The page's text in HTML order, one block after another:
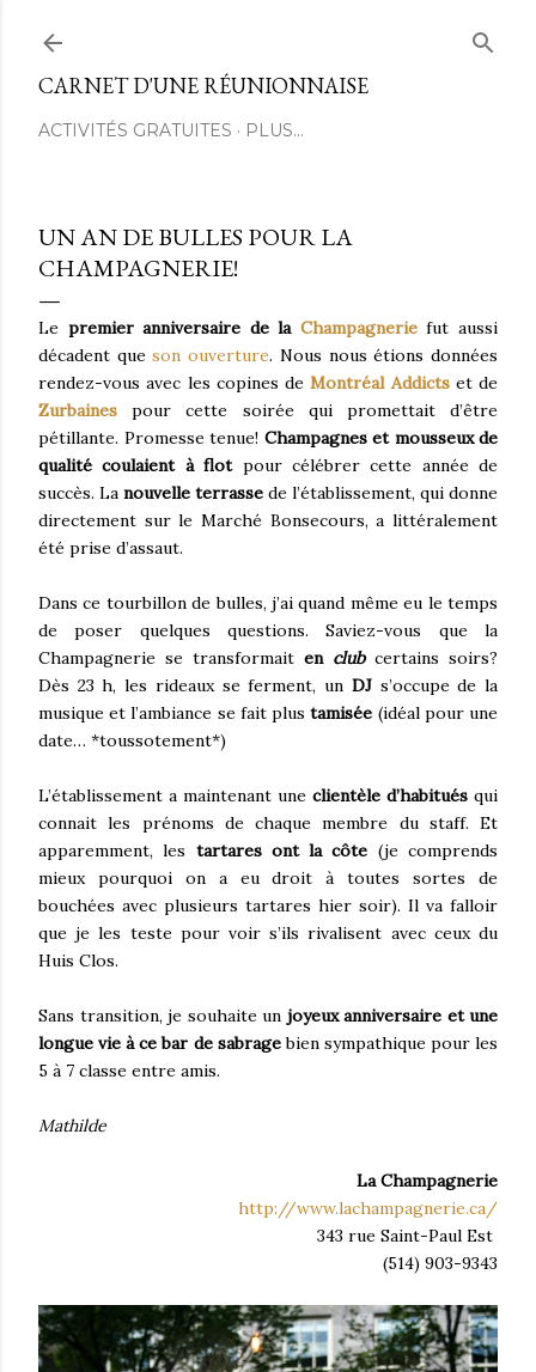
CARNET D'UNE RÉUNIONNAISE
ACTIVITÉS GRATUITES PLUS…
UN AN DE BULLES POUR LA
CHAMPAGNERIE!
Le premier anniversaire de la Champagneriefut aussi
décadent queson ouverture. Nous nous étions données
rendez-vous avec les copines deMontréal Addictset de
Zurbaines
pour cette soirée qui promettait d’être
pétillante. Promesse tenue! Champagnes et mousseux de
qualité coulaient à flot pour célébrer cette année de
succès. La nouvelle terrasse de l’établissement, qui donne
directement sur le Marché Bonsecours, a littéralement
été prise d’assaut.
Dans ce tourbillon de bulles, j’ai quand même eu le temps
de poser quelques questions. Saviez-vous que la
Champagnerie se transformait en club certains soirs?
Dès 23 h, les rideaux se ferment, un DJs’occupe de la
musique et l’ambiance se fait plustamisée (idéal pour une
date… *toussotement*)
L’établissement a maintenant une clientèle d’habitués qui
connait les prénoms de chaque membre du staff. Et
apparemment, les tartares ont la côte (je comprends
mieux pourquoi on a eu droit à toutes sortes de
bouchées avec plusieurs tartares hier soir). Il va falloir
que je les teste pour voir s’ils rivalisent avec ceux du
Huis Clos.
Sans transition, je souhaite un joyeux anniversaire et une
longue vie à ce bar de sabragebien sympathique pour les
5 à 7 classe entre amis.
Mathilde
La Champagnerie
http://www.lachampagnerie.ca/
343 rue Saint-Paul Est
(514) 903-9343